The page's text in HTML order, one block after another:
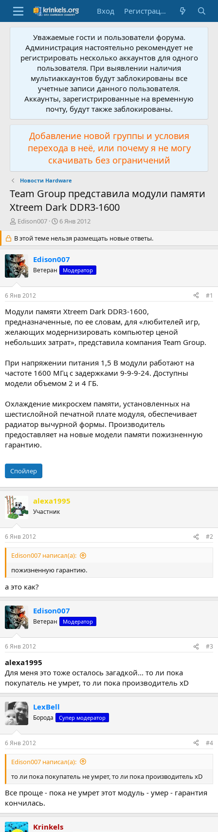
Вход Регистрация
Уважаемые гости и пользователи форума.
Администрация настоятельно рекомендует не
регистрировать несколько аккаунтов для одного
пользователя. При выявлении наличия
мультиаккаунтов будут заблокированы все
учетные записи данного пользователя.
Аккаунты, зарегистрированные на временную
почту, будут также заблокированы.
Добавление новой группы и условия
перехода в неё, или почему я не могу
скачивать без ограничений
Новости Hardware
Team Group представила модули памяти
Xtreem Dark DDR3-1600
А
т
о
р
т
е
м
Edison007
Д
т
а
н
а
ч
а
6 Янв 2012
В этой теме нельзя размещать новые ответы.
Edison007
Ветеран Модератор
6 Янв 2012 #1
Модули памяти Xtreem Dark DDR3-1600,
предназначенные, по ее словам, для «любителей игр,
желающих модернизировать компьютер ценой
небольших затрат», представила компания Team Group.
При напряжении питания 1,5 В модули работают на
частоте 1600 МГц с задержками 9-9-9-24. Доступны
модели объемом 2 и 4 ГБ.
Охлаждение микросхем памяти, установленных на
шестислойной печатной плате модуля, обеспечивает
радиатор вычурной формы. Производитель
предоставляет на новые модели памяти пожизненную
гарантию.
Спойлер
alexa1995
Участник
6 Янв 2012 #2
Edison007 написал(а):
пожизненную гарантию.
а это как?
Edison007
Ветеран Модератор
6 Янв 2012 #3
alexa1995
Для меня это тоже осталось загадкой... то ли пока
покупатель не умрет, то ли пока производитель xD
LexBell
Борода Супер модератор
6 Янв 2012 #4
Edison007 написал(а):
то ли пока покупатель не умрет, то ли пока производитель xD
Все проще - пока не умрет этот модуль - умер - гарантия
кончилась.
Krinkels